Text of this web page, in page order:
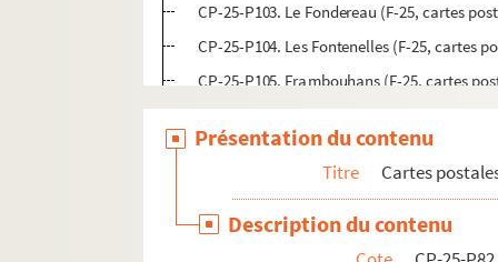
CP-25-P103. Le Fondereau (F-25, cartes
CP-25-P104. Les Fontenelles (F-25, cartes
CP-25-P105. Frambouhans (F-25, cartes
CP-25-P106. Franois (F-25, cartes postales)
CP-25-P107. Frasne (F-25, cartes postales)
CP-25-P108. Fruitière (F-25, cartes postales)
CP-25-P109. Fuans (F-25, cartes postales)
CP-25-P110. Les Galliots (frontière suisse)
Présentation du contenu
Titre Cartes
Description du contenu